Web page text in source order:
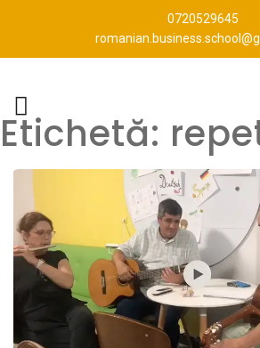
0720529645
Etichetă: